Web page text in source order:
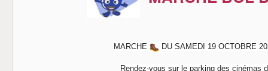
MARCHE DU SAMEDI 19 OCTOBRE
Rendez-vous sur le parking des cinémas